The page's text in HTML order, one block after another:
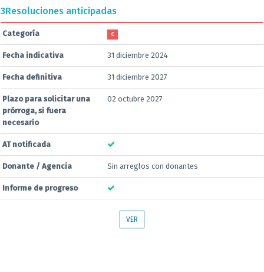
3Resoluciones anticipadas
Categoría C
Fecha indicativa 31 diciembre 2024
Fecha definitiva 31 diciembre 2027
Plazo para solicitar una
prórroga, si fuera
necesario
02 octubre 2027
AT notificada
Donante / Agencia Sin arreglos con donantes
Informe de progreso
VER